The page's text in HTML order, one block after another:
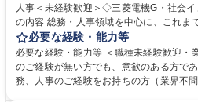
人事＜未経験歓迎＞◇三菱電機G・社会イ
の内容 総務・人事領域を中心に、これま
します。 ＜具体的には＞ ・総務/人事労務（給与・社保・勤怠管理など）
・採用・教育研修 ・福利厚生運用 など ※
採用や教育等の業務内容により、関西圏
出張もございます。 ※担当業務を持ちつ
必要な経験・能力等
必要な経験・能力等 ＜職種未経験歓迎・
のご経験が無い方でも、意欲のある方で
務、人事のご経験をお持ちの方（業界不問） ■求める人物像：・社